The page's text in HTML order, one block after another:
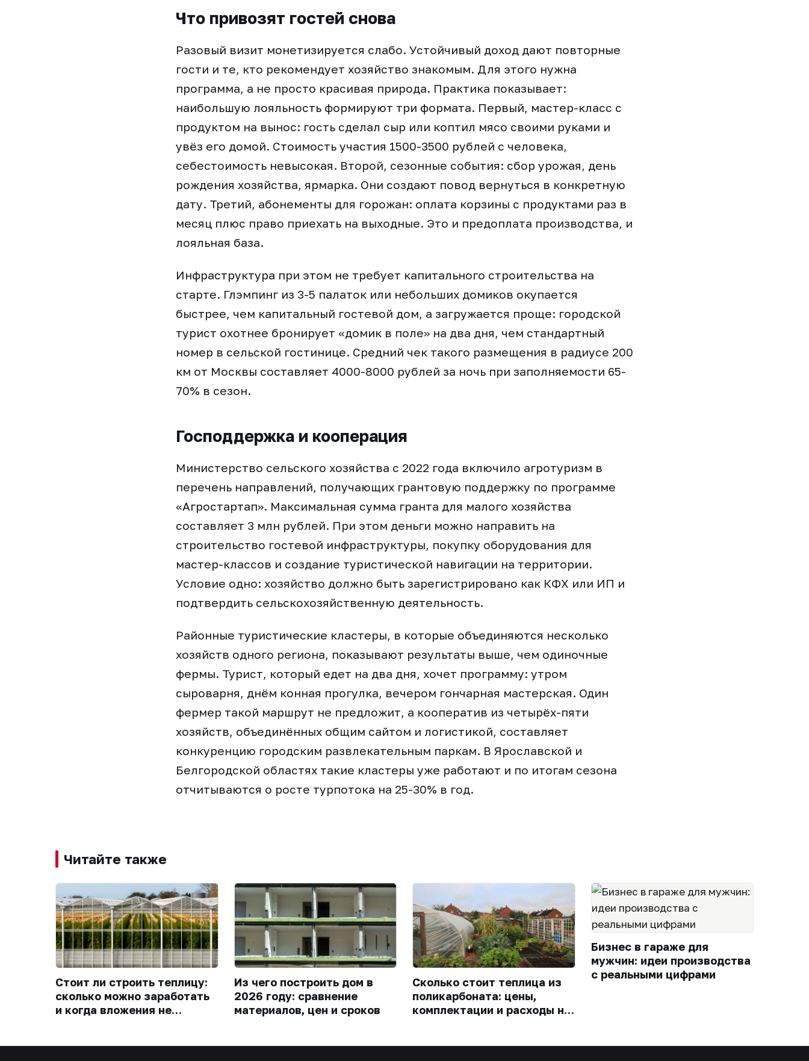
Что привозят гостей снова
Разовый визит монетизируется слабо. Устойчивый доход дают повторные
гости и те, кто рекомендует хозяйство знакомым. Для этого нужна
программа, а не просто красивая природа. Практика показывает:
наибольшую лояльность формируют три формата. Первый, мастер-класс с
продуктом на вынос: гость сделал сыр или коптил мясо своими руками и
увёз его домой. Стоимость участия 1500-3500 рублей с человека,
себестоимость невысокая. Второй, сезонные события: сбор урожая, день
рождения хозяйства, ярмарка. Они создают повод вернуться в конкретную
дату. Третий, абонементы для горожан: оплата корзины с продуктами раз в
месяц плюс право приехать на выходные. Это и предоплата производства, и
лояльная база.
Инфраструктура при этом не требует капитального строительства на
старте. Глэмпинг из 3-5 палаток или небольших домиков окупается
быстрее, чем капитальный гостевой дом, а загружается проще: городской
турист охотнее бронирует «домик в поле» на два дня, чем стандартный
номер в сельской гостинице. Средний чек такого размещения в радиусе 200
км от Москвы составляет 4000-8000 рублей за ночь при заполняемости 65-
70% в сезон.
Господдержка и кооперация
Министерство сельского хозяйства с 2022 года включило агротуризм в
перечень направлений, получающих грантовую поддержку по программе
«Агростартап». Максимальная сумма гранта для малого хозяйства
составляет 3 млн рублей. При этом деньги можно направить на
строительство гостевой инфраструктуры, покупку оборудования для
мастер-классов и создание туристической навигации на территории.
Условие одно: хозяйство должно быть зарегистрировано как КФХ или ИП и
подтвердить сельскохозяйственную деятельность.
Районные туристические кластеры, в которые объединяются несколько
хозяйств одного региона, показывают результаты выше, чем одиночные
фермы. Турист, который едет на два дня, хочет программу: утром
сыроварня, днём конная прогулка, вечером гончарная мастерская. Один
фермер такой маршрут не предложит, а кооператив из четырёх-пяти
хозяйств, объединённых общим сайтом и логистикой, составляет
конкуренцию городским развлекательным паркам. В Ярославской и
Белгородской областях такие кластеры уже работают и по итогам сезона
отчитываются о росте турпотока на 25-30% в год.
Читайте также
Стоит ли строить теплицу:
сколько можно заработать
и когда вложения не
Из чего построить дом в
2026 году: сравнение
материалов, цен и сроков
Сколько стоит теплица из
поликарбоната: цены,
комплектации и расходы на
Бизнес в гараже для
мужчин: идеи производства
с реальными цифрами